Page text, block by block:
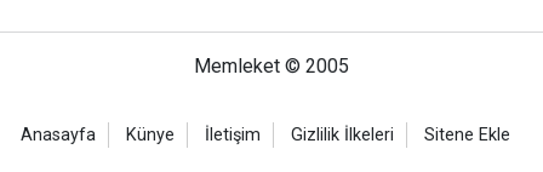
Memleket © 2005
Anasayfa Künye İletişim Gizlilik İlkeleri Sitene Ekle